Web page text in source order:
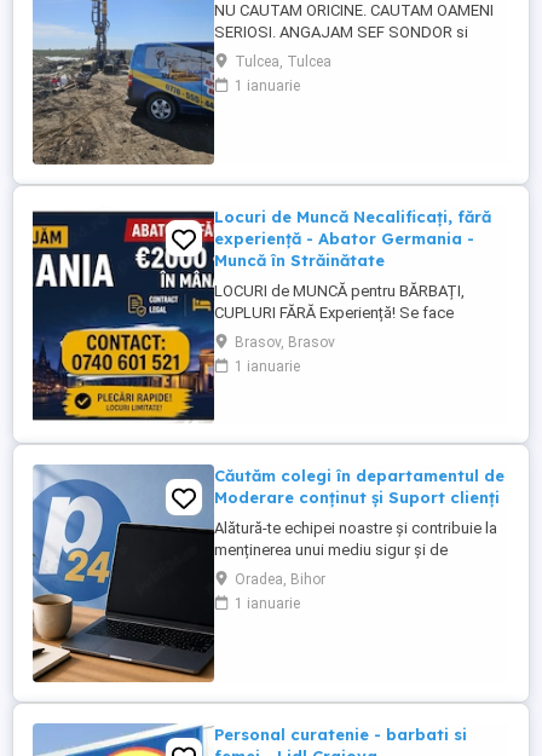
NU CAUTAM ORICINE. CAUTAM OAMENI
SERIOSI. ANGAJAM SEF SONDOR si
AJUTOR SONDOR FORAJE PUTURI APA
Vrei salariu bun, cazare asigurata,
program clar si stabilitate pe termen lung?
organizat, ...
Tulcea, Tulcea
1 ianuarie
Locuri de Muncă Necalificați, fără
experiență - Abator Germania -
Muncă în Străinătate
LOCURI de MUNCĂ pentru BĂRBAȚI,
CUPLURI FĂRĂ Experiență! Se face
INSTRUIRE la Locul de Muncă! BENEFICII: -
Contract de Muncă German - Cazare
Asigurată (doar 2 persoane pe cameră) -
Asigurare Medicală - Concediu Plătit Se ...
Brasov, Brasov
1 ianuarie
Căutăm colegi în departamentul de
Moderare conținut și Suport clienți
Alătură-te echipei noastre și contribuie la
menținerea unui mediu sigur și de
încredere pe platformele noastre de
anunțuri din România, Germania și
Ungaria. În funcție de experiența și
Oradea, Bihor
1 ianuarie
Personal curatenie - barbati si